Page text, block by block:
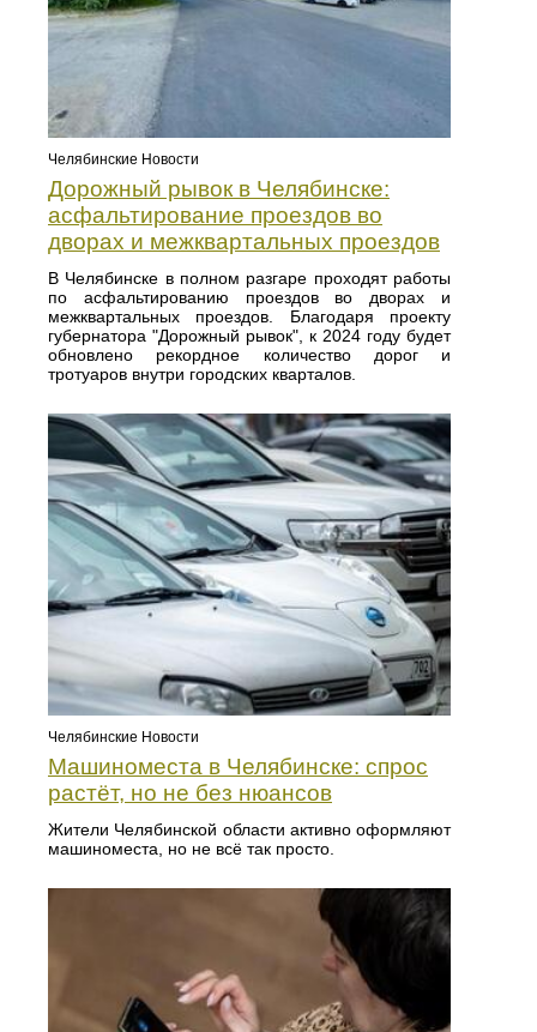
Челябинские Новости
Дорожный рывок в Челябинске:
асфальтирование проездов во
дворах и межквартальных проездов
В Челябинске в полном разгаре проходят работы
по асфальтированию проездов во дворах и
межквартальных проездов. Благодаря проекту
губернатора "Дорожный рывок", к 2024 году будет
обновлено рекордное количество дорог и
тротуаров внутри городских кварталов.
Челябинские Новости
Машиноместа в Челябинске: спрос
растёт, но не без нюансов
Жители Челябинской области активно оформляют
машиноместа, но не всё так просто.